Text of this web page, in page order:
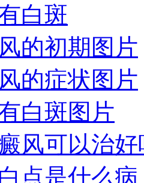
白斑
的初期图片
的症状图片
白斑图片
风可以治好
点是什么病